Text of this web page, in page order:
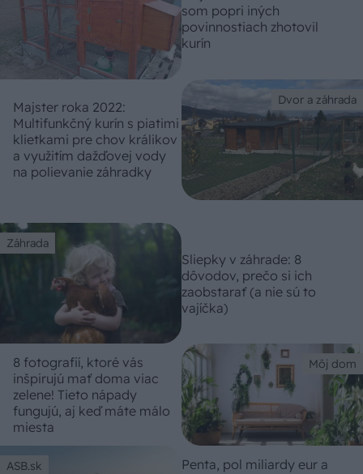
som popri iných
povinnostiach zhotovil
kurín
Dvor a záhrada
Majster roka 2022:
Multifunkčný kurín s piatimi
klietkami pre chov králikov
a využitím dažďovej vody
na polievanie záhradky
Záhrada
Sliepky v záhrade: 8
dôvodov, prečo si ich
zaobstarať (a nie sú to
vajíčka)
Môj dom
8 fotografií, ktoré vás
inšpirujú mať doma viac
zelene! Tieto nápady
fungujú, aj keď máte málo
miesta
ASB.sk
Penta, pol miliardy eur a